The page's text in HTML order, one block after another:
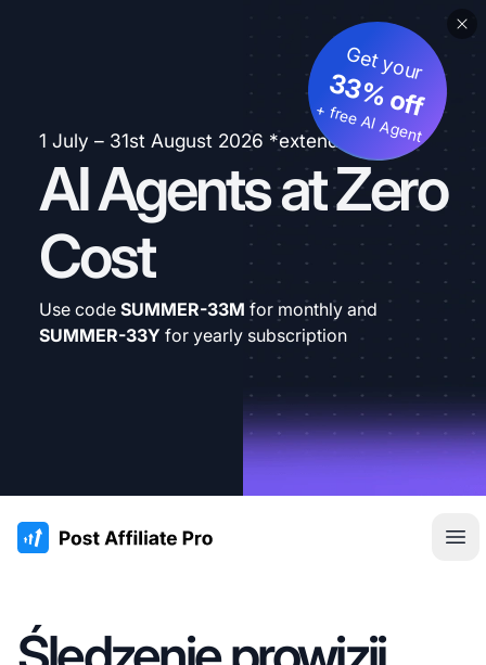
1 July – 31st August 2026 *extended
AI Agents at Zero
Cost
Get your
33% off
+ free AI Agent
Use code SUMMER-33M for monthly and
SUMMER-33Y for yearly subscription
:site.title